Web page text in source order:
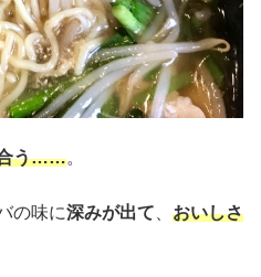
合う……。
の味に深みが出て、 おいしさ